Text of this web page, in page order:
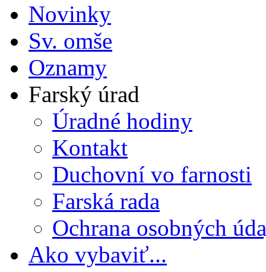
Novinky
Sv. omše
Oznamy
Farský úrad
Úradné hodiny
Kontakt
Duchovní vo farnosti
Farská rada
Ochrana osobných
Ako vybaviť...